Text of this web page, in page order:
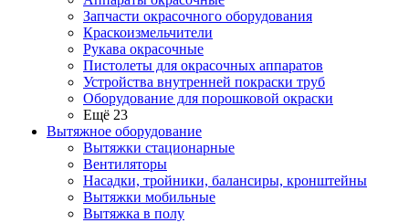
Запчасти окрасочного оборудования
Краскоизмельчители
Рукава окрасочные
Пистолеты для окрасочных аппаратов
Устройства внутренней покраски труб
Оборудование для порошковой окраски
Ещё 23
Вытяжное оборудование
Вытяжки стационарные
Вентиляторы
Насадки, тройники, балансиры, кронштейны
Вытяжки мобильные
Вытяжка в полу